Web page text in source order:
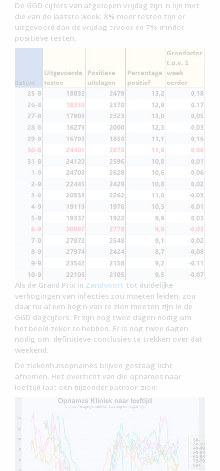
De GGD cijfers van afgelopen vrijdag zijn in lijn met
die van de laatste week. 8% meer testen zijn er
uitgevoerd dan de vrijdag ervoor en 7% minder
positieve testen.
Als de Grand Prix in Zandvoort tot duidelijke
verhogingen van infecties zou moeten leiden, zou
daar nu al een begin van te zien moeten zijn in de
GGD dagcijfers. Er zijn nog twee dagen nodig om
het beeld zeker te hebben. Er is nog twee dagen
nodig om definitieve conclusies te trekken over dat
weekend.
De ziekenhuisopnames blijven gestaag licht
afnemen. Het overzicht van die opnames naar
leeftijd laat een bijzonder patroon zien: